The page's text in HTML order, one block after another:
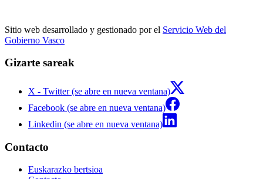
Sitio web desarrollado y gestionado por el Servicio Web del
Gobierno Vasco
Gizarte sareak
X - Twitter (se abre en nueva ventana)
Facebook (se abre en nueva ventana)
Linkedin (se abre en nueva ventana)
Contacto
Euskarazko bertsioa